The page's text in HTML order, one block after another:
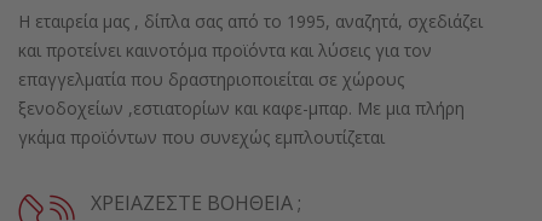
Η εταιρεία μας , δίπλα σας από το 1995, αναζητά, σχεδιάζει
και προτείνει καινοτόμα προϊόντα και λύσεις για τον
επαγγελματία που δραστηριοποιείται σε χώρους
ξενοδοχείων ,εστιατορίων και καφε-μπαρ. Με μια πλήρη
γκάμα προϊόντων που συνεχώς εμπλουτίζεται
ΧΡΕΙΆΖΕΣΤΕ ΒΟΉΘΕΙΑ ;